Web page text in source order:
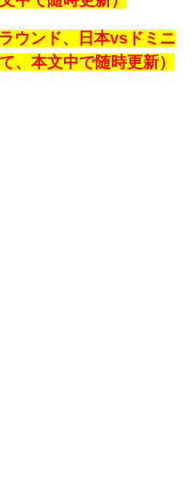
ウンド、日本vsドミニ
、本文中で随時更新）